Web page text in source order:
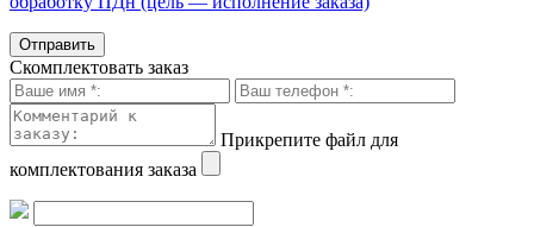
Скомплектовать заказ
Прикрепите файл для
комплектования заказа